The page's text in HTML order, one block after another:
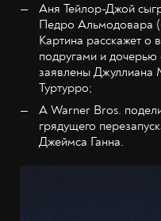
Аня Тейлор-Джой
Педро Альмодовара
Картина расскажет о
подругами и дочерью
заявлены Джуллиана
Туртурро;
А Warner Bros.
грядущего
Джеймса Ганна.